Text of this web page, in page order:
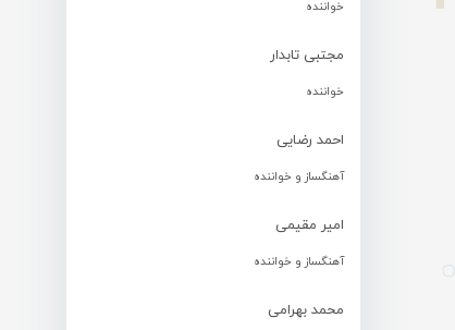
خواننده
مجتبی تابدار
خواننده
احمد رضایی
آهنگساز و خواننده
امیر مقیمی
آهنگساز و خواننده
محمد بهرامی